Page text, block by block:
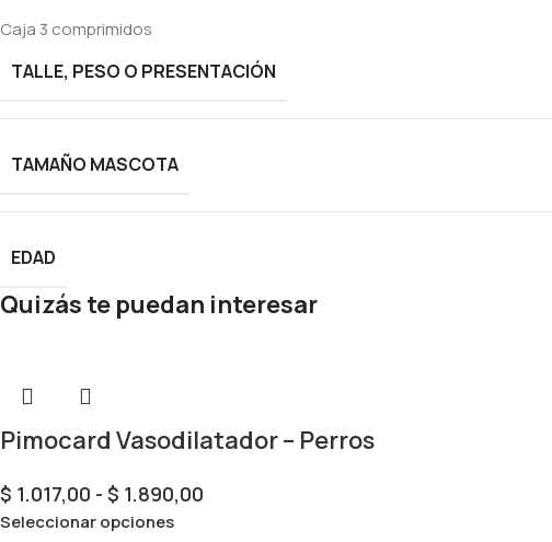
Caja 3 comprimidos
TALLE, PESO O PRESENTACIÓN
TAMAÑO MASCOTA
EDAD
Quizás te puedan interesar
Pimocard Vasodilatador – Perros
$ 1.017,00 - $ 1.890,00
Seleccionar opciones